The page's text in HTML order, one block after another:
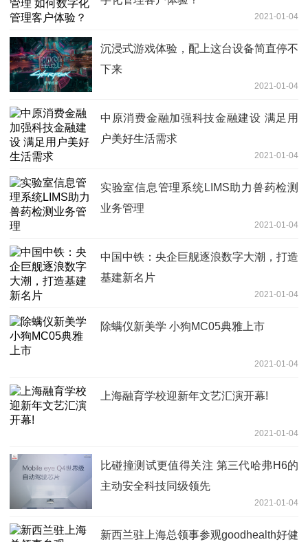
2021-01-04
沉浸式游戏体验，配上这台设备简直停不
下来
2021-01-04
中原消费金融加强科技金融建设 满足用
户美好生活需求
2021-01-04
实验室信息管理系统LIMS助力兽药检测
业务管理
2021-01-04
中国中铁：央企巨舰逐浪数字大潮，打造
基建新名片
2021-01-04
除螨仪新美学 小狗MC05典雅上市
2021-01-04
上海融育学校迎新年文艺汇演开幕!
2021-01-04
比碰撞测试更值得关注 第三代哈弗H6的
主动安全科技同级领先
2021-01-04
新西兰驻上海总领事参观goodhealth好健